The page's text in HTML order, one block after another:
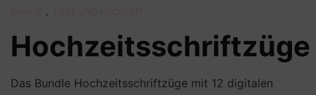
,
Hochzeitsschriftzüge
Das Bundle Hochzeitsschriftzüge mit 12 digitalen